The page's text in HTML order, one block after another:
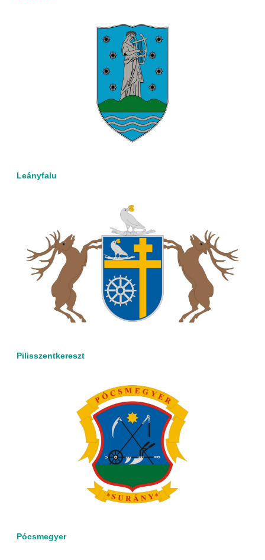
Leányfalu
Pilisszentkereszt
Pócsmegyer